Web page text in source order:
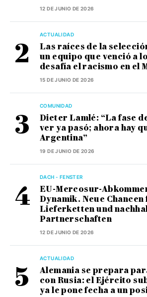
12 DE JUNIO DE 2026
ACTUALIDAD
Las raíces de la
un equipo que venció a
desafía el racismo en el
15 DE JUNIO DE 2026
COMUNIDAD
Dieter Lamlé: “La fase
ver ya pasó; ahora hay
Argentina”
19 DE JUNIO DE 2026
DACH - FENSTER
EU-Mercosur-
Dynamik. Neue Chancen
Lieferketten und
Partnerschaften
12 DE JUNIO DE 2026
ACTUALIDAD
Alemania se prepara
con Rusia: el Ejército
ya le pone fecha a un